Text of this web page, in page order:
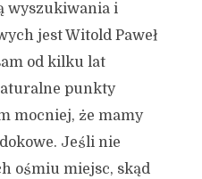
wyszukiwania i
jest Witold Paweł
od kilku lat
punkty
mocniej, że mamy
Jeśli nie
ośmiu miejsc, skąd